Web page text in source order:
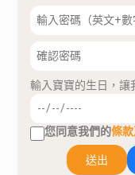
輸入寶寶的生日，讓
您同意我們的條
送出